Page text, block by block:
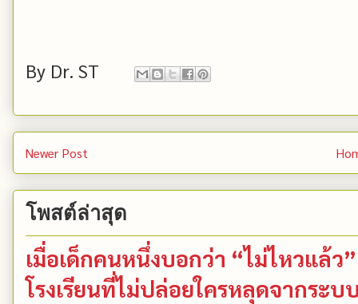
By Dr. ST
Newer Post
โพสต์ล่าสุด
เมื่อเด็กคนหนึ่งบอกว่า “ไม่ไหวแล้
โรงเรียนที่ไม่ปล่อยใครหลุดจากระบ